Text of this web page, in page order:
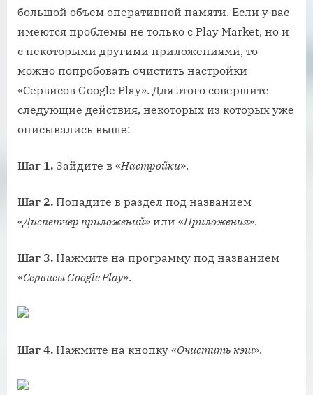
большой объем оперативной памяти. Если у вас
имеются проблемы не только с Play Market, но и
с некоторыми другими приложениями, то
можно попробовать очистить настройки
«Сервисов Google Play». Для этого совершите
следующие действия, некоторых из которых уже
описывались выше:
Шаг 1. Зайдите в «Настройки».
Шаг 2. Попадите в раздел под названием
«Диспетчер приложений» или «Приложения».
Шаг 3. Нажмите на программу под названием
«Сервисы Google Play».
Шаг 4. Нажмите на кнопку «Очистить кэш».